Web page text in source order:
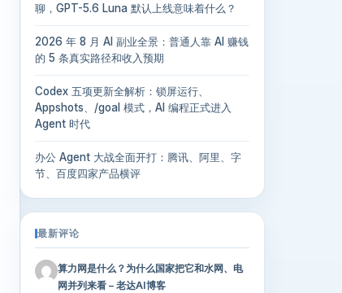
聊，GPT-5.6 Luna 默认上线意味着什么？
2026 年 8 月 AI 副业全景：普通人靠 AI 赚钱
的 5 条真实路径和收入预期
Codex 五项更新全解析：锁屏运行、
Appshots、/goal 模式，AI 编程正式进入
Agent 时代
办公 Agent 大战全面开打：腾讯、阿里、字
节、百度四家产品横评
最新评论
算力网是什么？为什么国家把它和水网、电
网并列来看 – 老达AI博客